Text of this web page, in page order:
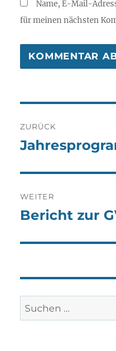
Name, E-Mail-
für meinen nächsten
ZURÜCK
Vorheriger
WEITER
Nächster
Bericht zur
Suchen
nach: